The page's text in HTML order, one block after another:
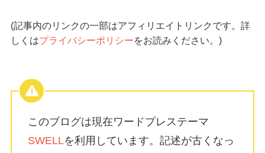
(記事内のリンクの一部はアフィリエイトリンクです。詳
しくはプライバシーポリシーをお読みください。)
このブログは現在ワードプレステーマ
SWELLを利用しています。記述が古くなっ